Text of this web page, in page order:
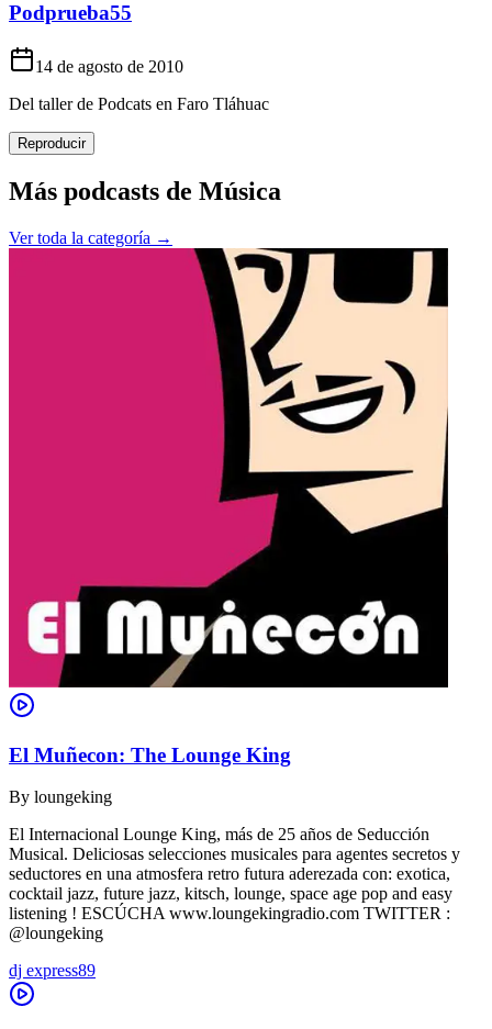
Podprueba55
14 de agosto de 2010
Del taller de Podcats en Faro Tláhuac
Reproducir
Más podcasts de Música
Ver toda la categoría →
El Muñecon: The Lounge King
By loungeking
El Internacional Lounge King, más de 25 años de Seducción
Musical. Deliciosas selecciones musicales para agentes secretos y
seductores en una atmosfera retro futura aderezada con: exotica,
cocktail jazz, future jazz, kitsch, lounge, space age pop and easy
listening ! ESCÚCHA www.loungekingradio.com TWITTER :
@loungeking
dj express89